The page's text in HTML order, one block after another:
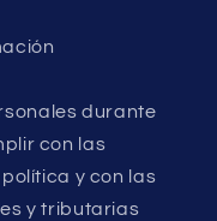
durante
con las
y con las
y tributarias